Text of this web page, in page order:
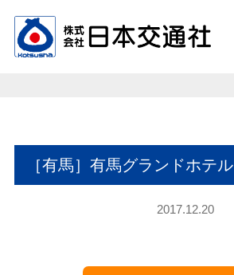
［有馬］有馬グランドホテル
2017.12.20